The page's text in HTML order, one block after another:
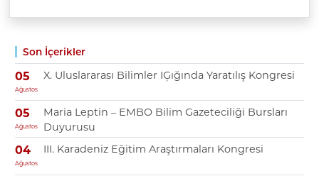
Son İçerikler
05
Ağustos
X. Uluslararası Bilimler IĢığında Yaratılış Kongresi
05
Ağustos
Maria Leptin – EMBO Bilim Gazeteciliği Bursları
Duyurusu
04
Ağustos
III. Karadeniz Eğitim Araştırmaları Kongresi